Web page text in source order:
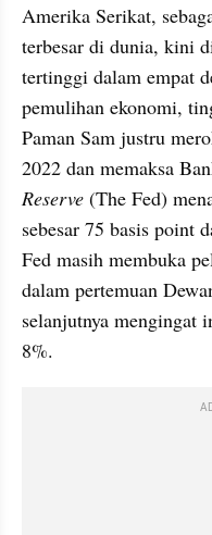
Amerika Serikat,
terbesar di dunia, kini
tertinggi dalam empat
pemulihan ekonomi,
Paman Sam justru
2022 dan memaksa
Reserve (The Fed)
sebesar 75 basis point
Fed masih membuka
dalam pertemuan
selanjutnya mengingat
8%.